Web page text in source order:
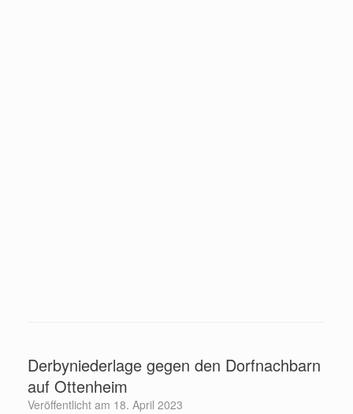
Derbyniederlage gegen den Dorfnachbarn
auf Ottenheim
Veröffentlicht am 18. April 2023